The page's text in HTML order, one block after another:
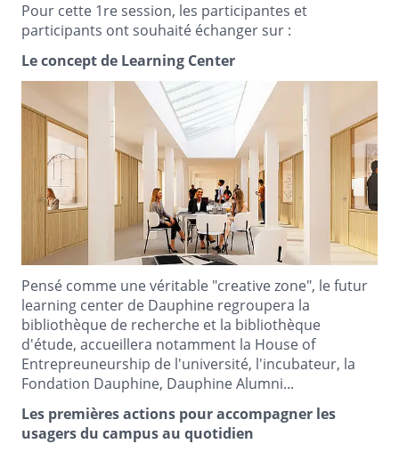
Pour cette 1re session, les participantes et
participants ont souhaité échanger sur :
Le concept de Learning Center
Pensé comme une véritable "creative zone", le futur
learning center de Dauphine regroupera la
bibliothèque de recherche et la bibliothèque
d'étude, accueillera notamment la House of
Entrepreuneurship de l'université, l'incubateur, la
Fondation Dauphine, Dauphine Alumni...
Les premières actions pour accompagner les
usagers du campus au quotidien